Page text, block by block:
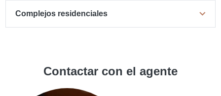
Complejos residenciales
Contactar con el agente